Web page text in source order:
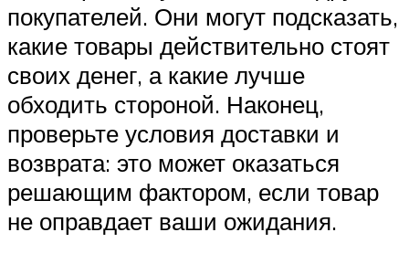
покупателей. Они могут подсказать,
какие товары действительно стоят
своих денег, а какие лучше
обходить стороной. Наконец,
проверьте условия доставки и
возврата: это может оказаться
решающим фактором, если товар
не оправдает ваши ожидания.